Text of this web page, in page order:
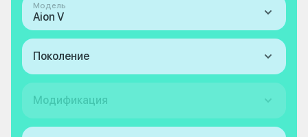
Модель
Aion V
Поколение
Модификация